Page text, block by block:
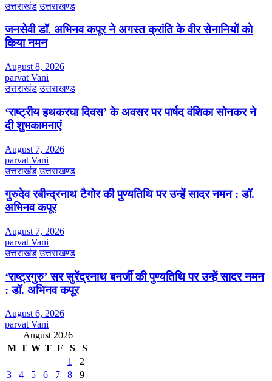
उत्तराखंड उत्तराखण्ड
जनसेवी डॉ. अभिनव कपूर ने अगस्त क्रांति के वीर सेनानियों को
किया नमन
August 8, 2026
parvat Vani
उत्तराखंड उत्तराखण्ड
‘राष्ट्रीय हथकरघा दिवस’ के अवसर पर पार्षद वंशिका सोनकर ने
दी शुभकामनाएं
August 7, 2026
parvat Vani
उत्तराखंड उत्तराखण्ड
गुरुदेव रबीन्द्रनाथ टैगोर की पुण्यतिथि पर उन्हें सादर नमन : डॉ.
अभिनव कपूर
August 7, 2026
parvat Vani
उत्तराखंड उत्तराखण्ड
‘राष्ट्रगुरु’ सर सुरेंद्रनाथ बनर्जी की पुण्यतिथि पर उन्हें सादर नमन
: डॉ. अभिनव कपूर
August 6, 2026
parvat Vani
August 2026
M T W T F S
S
1
2
3
4 5 6 7 8 9